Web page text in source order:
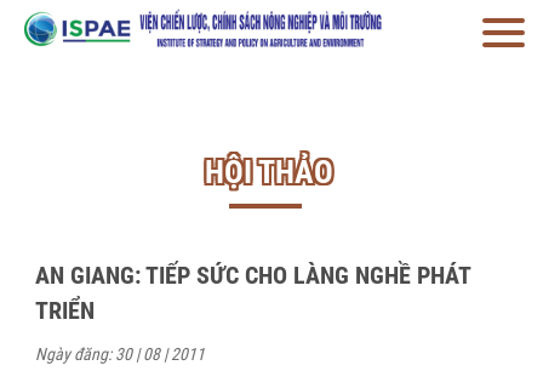
HỘI THẢO
AN GIANG: TIẾP SỨC CHO LÀNG NGHỀ PHÁT
TRIỂN
Ngày đăng: 30 | 08 | 2011